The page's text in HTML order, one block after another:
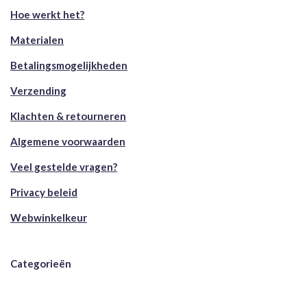
Hoe werkt het?
Materialen
Betalingsmogelijkheden
Verzending
Klachten & retourneren
Algemene voorwaarden
Veel gestelde vragen?
Privacy beleid
Webwinkelkeur
Categorieën